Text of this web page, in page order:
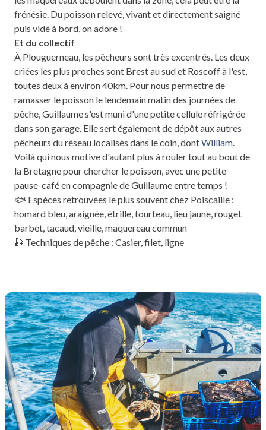
frénésie. Du poisson relevé, vivant et directement saigné
puis vidé à bord, on adore !
Et du collectif
À Plouguerneau, les pêcheurs sont très excentrés. Les deux
criées les plus proches sont Brest au sud et Roscoff à l'est,
toutes deux à environ 40km. Pour nous permettre de
ramasser le poisson le lendemain matin des journées de
pêche, Guillaume s'est muni d'une petite cellule réfrigérée
dans son garage. Elle sert également de dépôt aux autres
pêcheurs du réseau localisés dans le coin, dontWilliam.
Voilà qui nous motive d'autant plus à rouler tout au bout de
la Bretagne pour chercher le poisson, avec une petite
pause-café en compagnie de Guillaume entre temps !
🐟 Espèces retrouvées le plus souvent chez Poiscaille :
homard bleu, araignée, étrille, tourteau, lieu jaune, rouget
barbet, tacaud, vieille, maquereau commun
🎣 Techniques de pêche : Casier, filet, ligne